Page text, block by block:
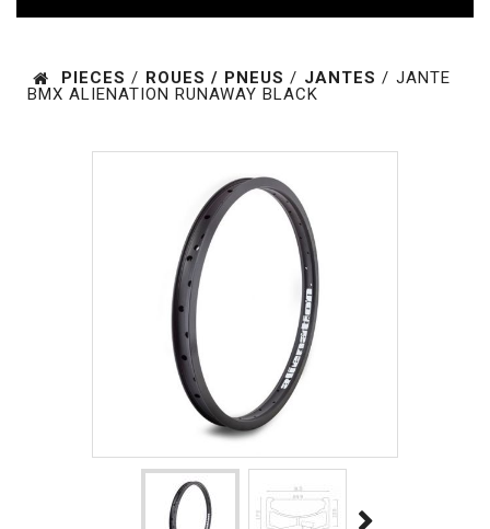
PIECES / ROUES / PNEUS / JANTES / JANTE
BMX ALIENATION RUNAWAY BLACK